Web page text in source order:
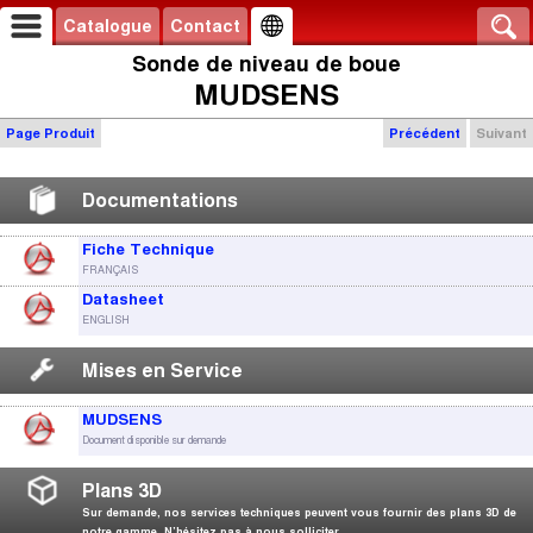
Catalogue Contact
Sonde de niveau de boue
MUDSENS
Précédent Suivant
Page Produit
Documentations
Fiche Technique
FRANÇAIS
Datasheet
ENGLISH
Mises en Service
MUDSENS
Document disponible sur demande
Plans 3D
Sur demande, nos services techniques peuvent vous fournir des plans 3D de